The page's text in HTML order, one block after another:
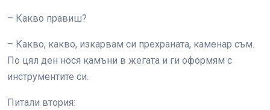
– Какво правиш?
– Какво, какво, изкарвам си прехраната, каменар съм.
По цял ден нося камъни в жегата и ги оформям с
инструментите си.
Питали втория: